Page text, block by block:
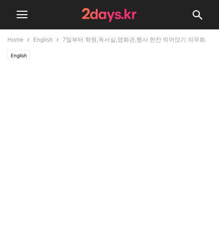
Home English 7일부터 학원,독서실,영화관,행사 한칸 띄어앉기 의무화
English